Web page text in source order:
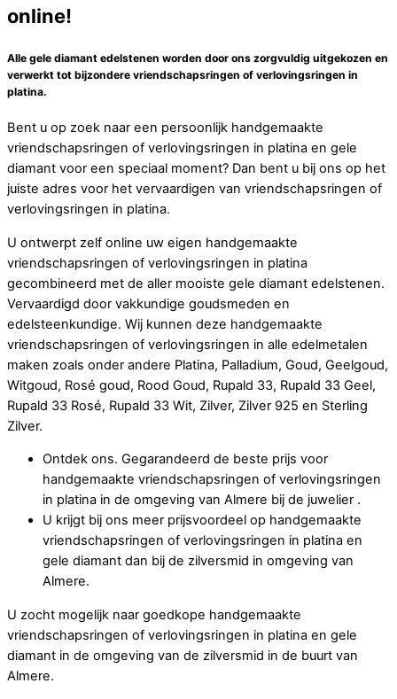
online!
Alle gele diamant edelstenen worden door ons zorgvuldig uitgekozen en
verwerkt tot bijzondere vriendschapsringen of verlovingsringen in
platina.
Bent u op zoek naar een persoonlijk handgemaakte
vriendschapsringen of verlovingsringen in platina en gele
diamant voor een speciaal moment? Dan bent u bij ons op het
juiste adres voor het vervaardigen van vriendschapsringen of
verlovingsringen in platina.
U ontwerpt zelf online uw eigen handgemaakte
vriendschapsringen of verlovingsringen in platina
gecombineerd met de aller mooiste gele diamant edelstenen.
Vervaardigd door vakkundige goudsmeden en
edelsteenkundige. Wij kunnen deze handgemaakte
vriendschapsringen of verlovingsringen in alle edelmetalen
maken zoals onder andere Platina, Palladium, Goud, Geelgoud,
Witgoud, Rosé goud, Rood Goud, Rupald 33, Rupald 33 Geel,
Rupald 33 Rosé, Rupald 33 Wit, Zilver, Zilver 925 en Sterling
Zilver.
Ontdek ons. Gegarandeerd de beste prijs voor
handgemaakte vriendschapsringen of verlovingsringen
in platina in de omgeving van Almere bij de juwelier .
U krijgt bij ons meer prijsvoordeel op handgemaakte
vriendschapsringen of verlovingsringen in platina en
gele diamant dan bij de zilversmid in omgeving van
Almere.
U zocht mogelijk naar goedkope handgemaakte
vriendschapsringen of verlovingsringen in platina en gele
diamant in de omgeving van de zilversmid in de buurt van
Almere.